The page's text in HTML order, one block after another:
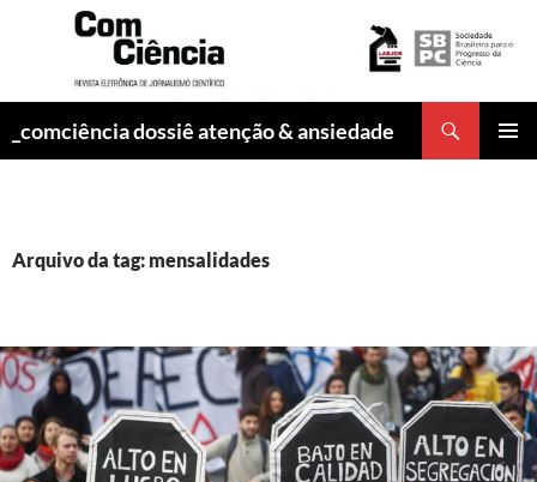
_comciência dossiê atenção & ansiedade
Arquivo da tag: mensalidades